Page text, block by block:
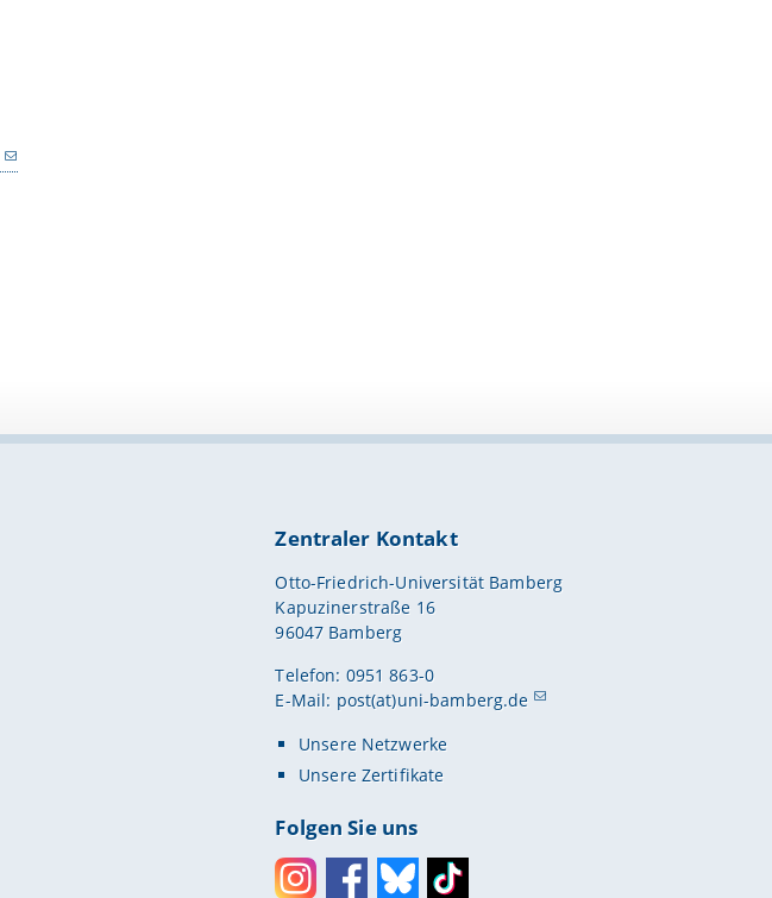
Zentraler Kontakt
Otto-Friedrich-Universität Bamberg
Kapuzinerstraße 16
96047 Bamberg
Telefon: 0951 863-0
E-Mail: post(at)uni-bamberg.de
Unsere Netzwerke
Unsere Zertifikate
Folgen Sie uns